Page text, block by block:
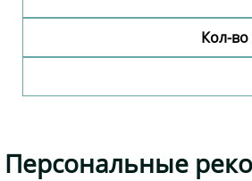
Кол-во
Персональные